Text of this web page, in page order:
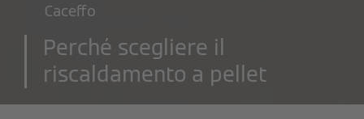
Caceffo
Perché scegliere il
riscaldamento a pellet